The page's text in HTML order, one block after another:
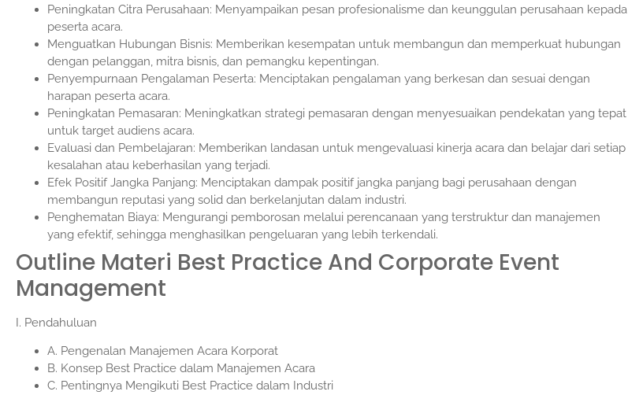
Peningkatan Citra Perusahaan: Menyampaikan pesan profesionalisme dan keunggulan perusahaan kepada
peserta acara.
Menguatkan Hubungan Bisnis: Memberikan kesempatan untuk membangun dan memperkuat hubungan
dengan pelanggan, mitra bisnis, dan pemangku kepentingan.
Penyempurnaan Pengalaman Peserta: Menciptakan pengalaman yang berkesan dan sesuai dengan
harapan peserta acara.
Peningkatan Pemasaran: Meningkatkan strategi pemasaran dengan menyesuaikan pendekatan yang tepat
untuk target audiens acara.
Evaluasi dan Pembelajaran: Memberikan landasan untuk mengevaluasi kinerja acara dan belajar dari setiap
kesalahan atau keberhasilan yang terjadi.
Efek Positif Jangka Panjang: Menciptakan dampak positif jangka panjang bagi perusahaan dengan
membangun reputasi yang solid dan berkelanjutan dalam industri.
Penghematan Biaya: Mengurangi pemborosan melalui perencanaan yang terstruktur dan manajemen
yang efektif, sehingga menghasilkan pengeluaran yang lebih terkendali.
Outline Materi Best Practice And Corporate Event
Management
I. Pendahuluan
A. Pengenalan Manajemen Acara Korporat
B. Konsep Best Practice dalam Manajemen Acara
C. Pentingnya Mengikuti Best Practice dalam Industri